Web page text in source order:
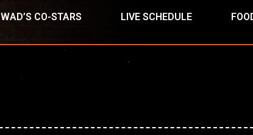
WAD’S CO-STARS LIVE SCHEDULE